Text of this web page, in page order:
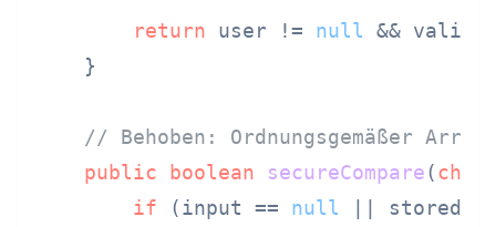
return user != null && valid;
    }
// Behoben: Ordnungsgemäßer
public
boolean secureCompare(char
if (input == null || stored